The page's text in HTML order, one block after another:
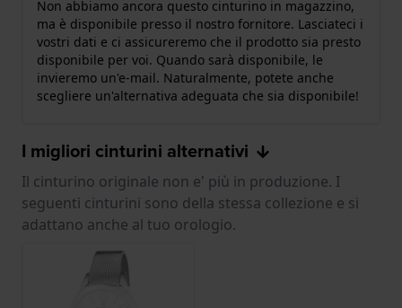
Non abbiamo ancora questo cinturino in magazzino,
ma è disponibile presso il nostro fornitore. Lasciateci i
vostri dati e ci assicureremo che il prodotto sia presto
disponibile per voi. Quando sarà disponibile, le
invieremo un'e-mail. Naturalmente, potete anche
scegliere un'alternativa adeguata che sia disponibile!
I migliori cinturini alternativi
Il cinturino originale non e' più in produzione. I
seguenti cinturini sono della stessa collezione e si
adattano anche al tuo orologio.